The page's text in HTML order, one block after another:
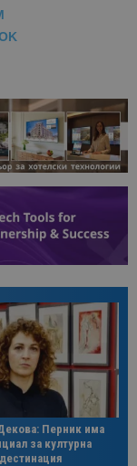
Перник има
за културна
дестинация